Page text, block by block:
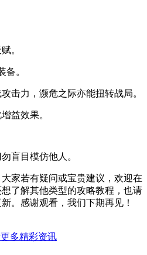
。
备。
击力，濒危之际亦能扭转战局。
益效果。
盲目模仿他人。
家若有疑问或宝贵建议，欢迎在
了解其他类型的攻略教程，也请
。感谢观看，我们下期再见！
多精彩资讯